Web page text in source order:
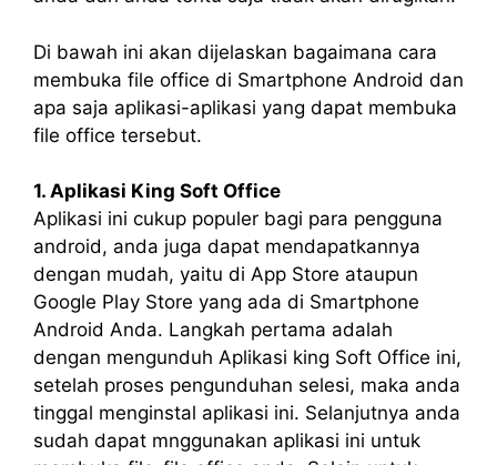
Di bawah ini akan dijelaskan bagaimana cara
membuka file office di Smartphone Android dan
apa saja aplikasi-aplikasi yang dapat membuka
file office tersebut.
1. Aplikasi King Soft Office
Aplikasi ini cukup populer bagi para pengguna
android, anda juga dapat mendapatkannya
dengan mudah, yaitu di App Store ataupun
Google Play Store yang ada di Smartphone
Android Anda. Langkah pertama adalah
dengan mengunduh Aplikasi king Soft Office ini,
setelah proses pengunduhan selesi, maka anda
tinggal menginstal aplikasi ini. Selanjutnya anda
sudah dapat mnggunakan aplikasi ini untuk